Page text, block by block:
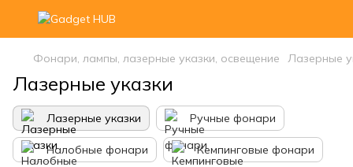
Фонари, лампы, лазерные указки, освещение Лазерные
Лазерные указки
Лазерные указки Ручные фонари
Налобные фонари Кемпинговые фонари